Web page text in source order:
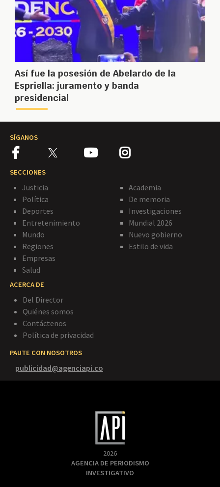
Así fue la posesión de Abelardo de la
Espriella: juramento y banda
presidencial
SÍGANOS
SECCIONES
Justicia
Política
Deportes
Entretenimiento
Mundo
Regiones
Empresas
Salud
Academia
De memoria
Investigaciones
Mundial 2026
Nuevo gobierno
Estilo de vida
ACERCA DE
Del Director
Quiénes somos
Contáctenos
Política de privacidad
PAUTE CON NOSOTROS
publicidad@agenciapi.co
2026
AGENCIA DE PERIODISMO
INVESTIGATIVO